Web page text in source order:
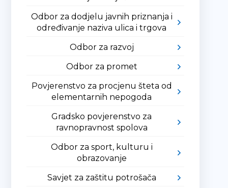
Odbor za dodjelu javnih priznanja i
određivanje naziva ulica i trgova
Odbor za razvoj
Odbor za promet
Povjerenstvo za procjenu šteta od
elementarnih nepogoda
Gradsko povjerenstvo za
ravnopravnost spolova
Odbor za sport, kulturu i
obrazovanje
Savjet za zaštitu potrošača